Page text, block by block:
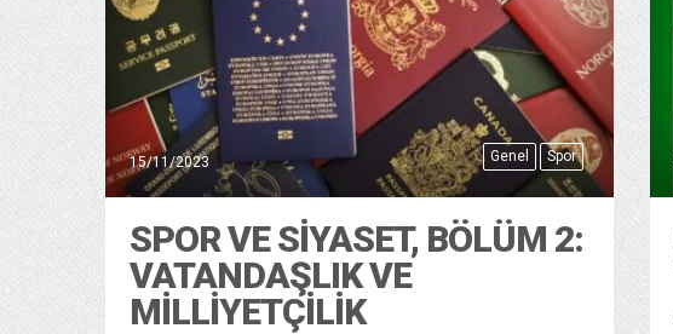
Genel Spor
15/11/2023
SPOR VE SIYASET, BÖLÜM 2:
VATANDAŞLIK VE
MILLIYETÇILIK